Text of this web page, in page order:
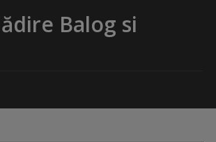
Balog si